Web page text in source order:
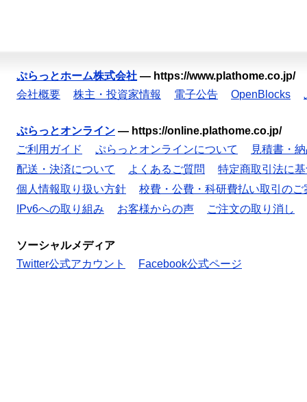
ぷらっとホーム株式会社 — https://www.plathome.co.jp/
会社概要
株主・投資家情報 電子公告 OpenBlocks
ぷらっとオンライン — https://online.plathome.co.jp/
ご利用ガイド
ぷらっとオンラインについて
見積書・
配送・決済について
よくあるご質問
特定商取引法に
個人情報取り扱い方針
校費・公費・科研費払い取引のご
IPv6への取り組み
お客様からの声 ご注文の取り消し
ソーシャルメディア
Twitter公式アカウント
Facebook公式ページ